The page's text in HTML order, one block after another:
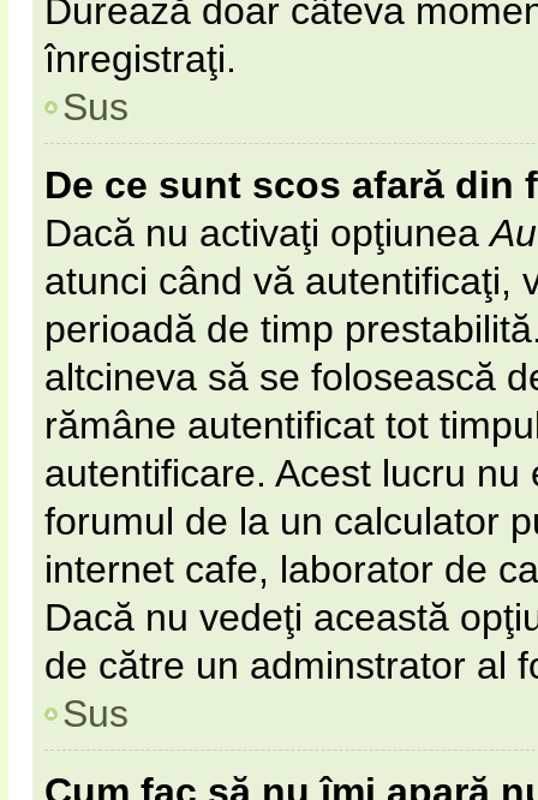
Durează doar câteva
înregistraţi.
Sus
De ce sunt scos afară din
Dacă nu activaţi opţiunea
atunci când vă autentificaţi,
perioadă de timp
altcineva să se folosească
rămâne autentificat tot
autentificare. Acest lucru
forumul de la un calculator
internet cafe, laborator de
Dacă nu vedeţi această
de către un adminstrator al
Sus